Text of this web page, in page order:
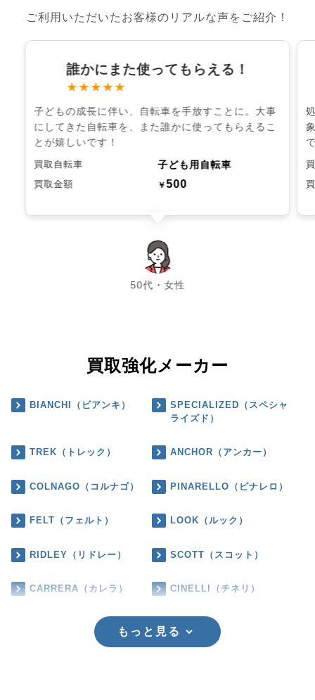
ご利用いただいたお客様のリアルな声をご紹介！
誰かにまた使ってもらえる！
★★★★★
子どもの成長に伴い、自転車を手放すことに。大事
にしてきた自転車を、また誰かに使ってもらえるこ
とが嬉しいです！
買取自転車 子ども用自転車
買取金額 ￥500
50代・女性
chevron_left chevron_right
買取強化メーカー
BIANCHI（ビアンキ）
SPECIALIZED（スペシャ
ライズド）
TREK（トレック） ANCHOR（アンカー）
COLNAGO（コルナゴ） PINARELLO（ピナレロ）
FELT（フェルト） LOOK（ルック）
RIDLEY（リドレー） SCOTT（スコット）
CARRERA（カレラ） CINELLI（チネリ）
もっと見る